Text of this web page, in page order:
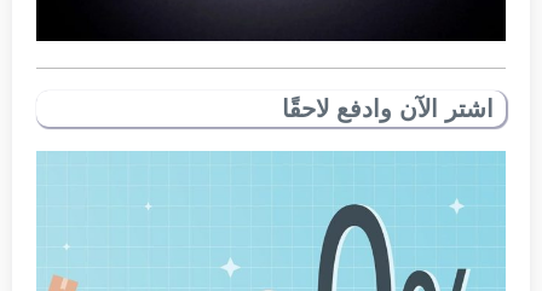
اشتر الآن وادفع لاحقًا